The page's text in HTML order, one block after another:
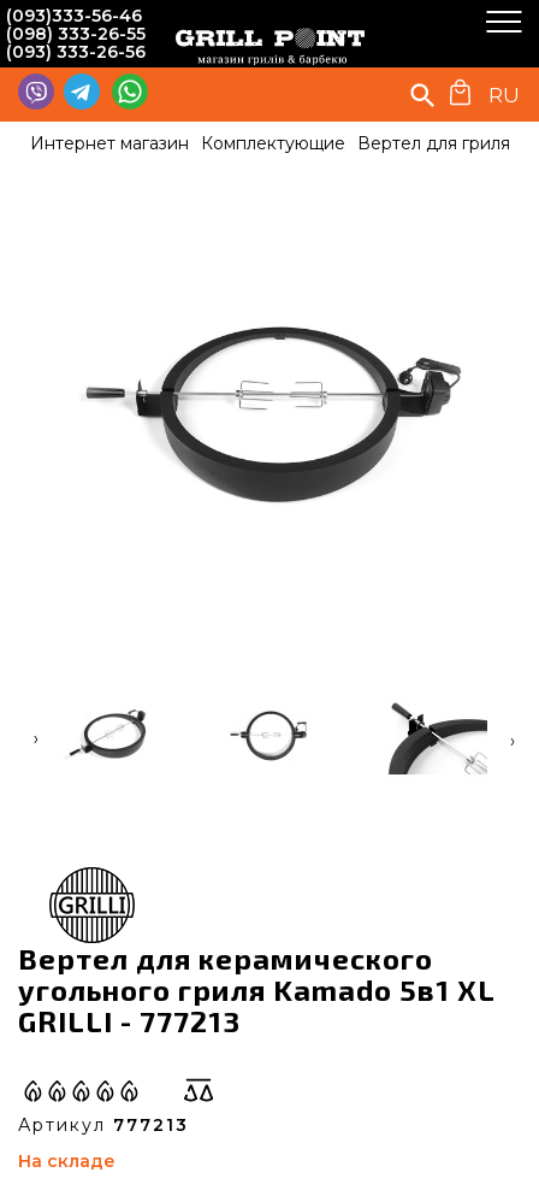
(093)333-56-46
(098) 333-26-55
(093) 333-26-56
RU
Интернет магазин Комплектующие Вертел для гриля
‹ ›
Вертел для керамического
угольного гриля Kamado 5в1 XL
GRILLI - 777213
Артикул 777213
На складе